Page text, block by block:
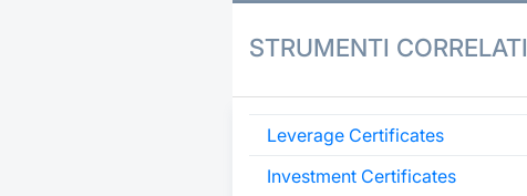
STRUMENTI CORRELATI
Leverage Certificates
Investment Certificates